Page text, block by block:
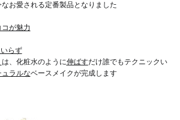
お愛される定番製品となりました
が魅力
らず
は、化粧水のように伸ばすだけ誰でもテクニックい
ラルなベースメイクが完成します